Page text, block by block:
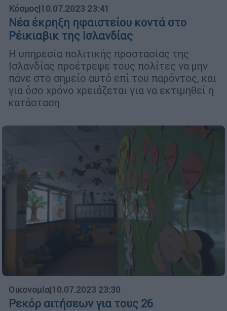
Κόσμος|10.07.2023 23:41
Νέα έκρηξη ηφαιστείου κοντά στο
Ρέικιαβικ της Ισλανδίας
Η υπηρεσία πολιτικής προστασίας της
Ισλανδίας προέτρεψε τους πολίτες να μην
πάνε στο σημείο αυτό επί του παρόντος, και
για όσο χρόνο χρειάζεται για να εκτιμηθεί η
κατάσταση
Οικονομία|10.07.2023 23:30
Ρεκόρ αιτήσεων για τους 26